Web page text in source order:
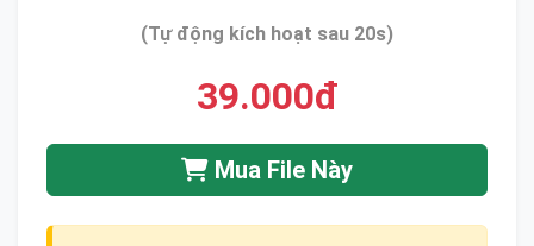
(Tự động kích hoạt sau 20s)
39.000đ
Mua File Này